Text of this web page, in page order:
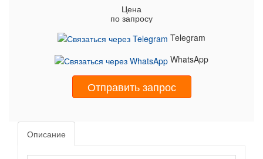
Цена
по запросу
Telegram
WhatsApp
Отправить запрос
Описание